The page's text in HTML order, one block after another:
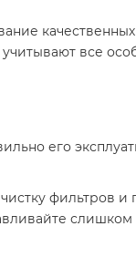
все
его
фильтров
слишком